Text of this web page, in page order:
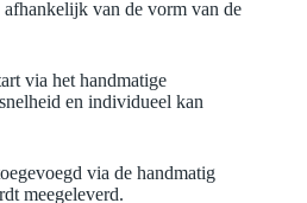
van de vorm van de
via het handmatige
en individueel kan
via de handmatig
meegeleverd.